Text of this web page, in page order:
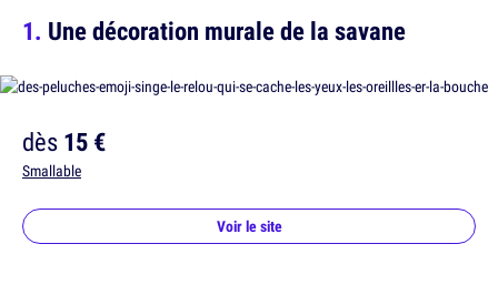
Une décoration murale de la savane
dès15 €
Smallable
Voir le site